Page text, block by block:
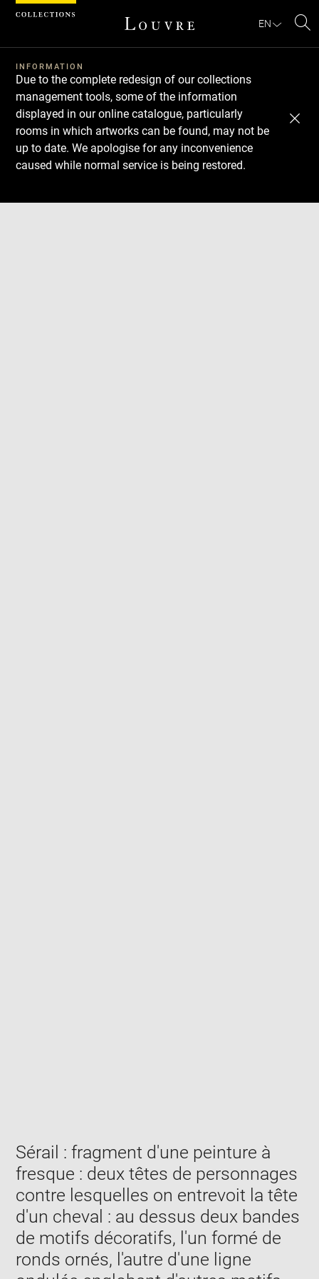
EN
INFORMATION
Due to the complete redesign of our collections
management tools, some of the information
displayed in our online catalogue, particularly
rooms in which artworks can be found, may not be
up to date. We apologise for any inconvenience
caused while normal service is being restored.
window
Download
Next
Previous
Sérail : fragment d'une peinture à
fresque : deux têtes de personnages
contre lesquelles on entrevoit la tête
d'un cheval : au dessus deux bandes
de motifs décoratifs, l'un formé de
ronds ornés, l'autre d'une ligne
Cookies management panel